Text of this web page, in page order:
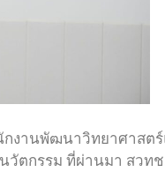
งานพัฒนาวิทยาศาสต
ตกรรม ที่ผ่านมา สวท